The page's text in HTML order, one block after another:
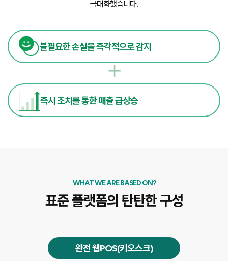
극대화했습니다.
불필요한 손실을 즉각적으로 감지
+
즉시 조치를 통한 매출 급상승
WHAT WE ARE BASED ON?
표준 플랫폼의 탄탄한 구성
완전 웹POS(키오스크)